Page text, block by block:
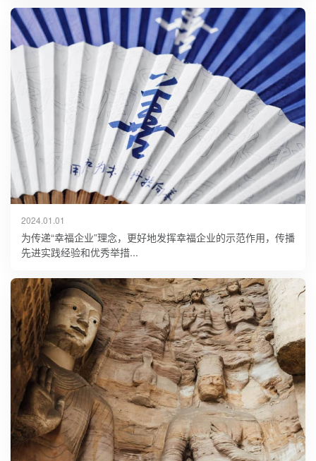
2024.01.01
为传递“幸福企业”理念，更好地发挥幸福企业的示范作用，传播
先进实践经验和优秀举措...